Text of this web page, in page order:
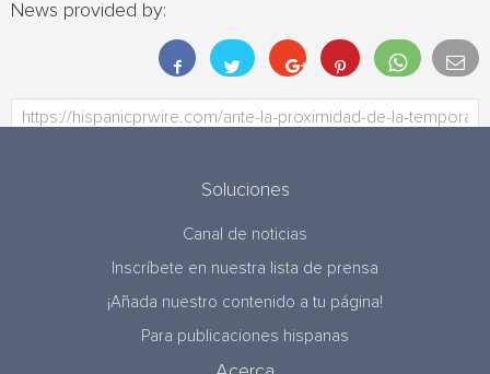
News provided by:
Soluciones
Canal de noticias
Inscríbete en nuestra lista de prensa
¡Añada nuestro contenido a tu página!
Para publicaciones hispanas